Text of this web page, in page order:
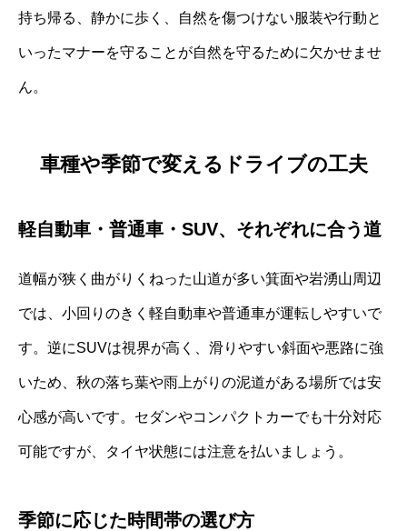
持ち帰る、静かに歩く、自然を傷つけない服装や行動と
いったマナーを守ることが自然を守るために欠かせませ
ん。
車種や季節で変えるドライブの工夫
軽自動車・普通車・SUV、それぞれに合う道
道幅が狭く曲がりくねった山道が多い箕面や岩湧山周辺
では、小回りのきく軽自動車や普通車が運転しやすいで
す。逆にSUVは視界が高く、滑りやすい斜面や悪路に強
いため、秋の落ち葉や雨上がりの泥道がある場所では安
心感が高いです。セダンやコンパクトカーでも十分対応
可能ですが、タイヤ状態には注意を払いましょう。
季節に応じた時間帯の選び方